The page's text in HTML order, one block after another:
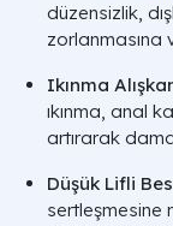
düzensizlik,
zorlanmasına
Ikınma
ıkınma, anal
artırarak
Düşük Lifli
sertleşmesine